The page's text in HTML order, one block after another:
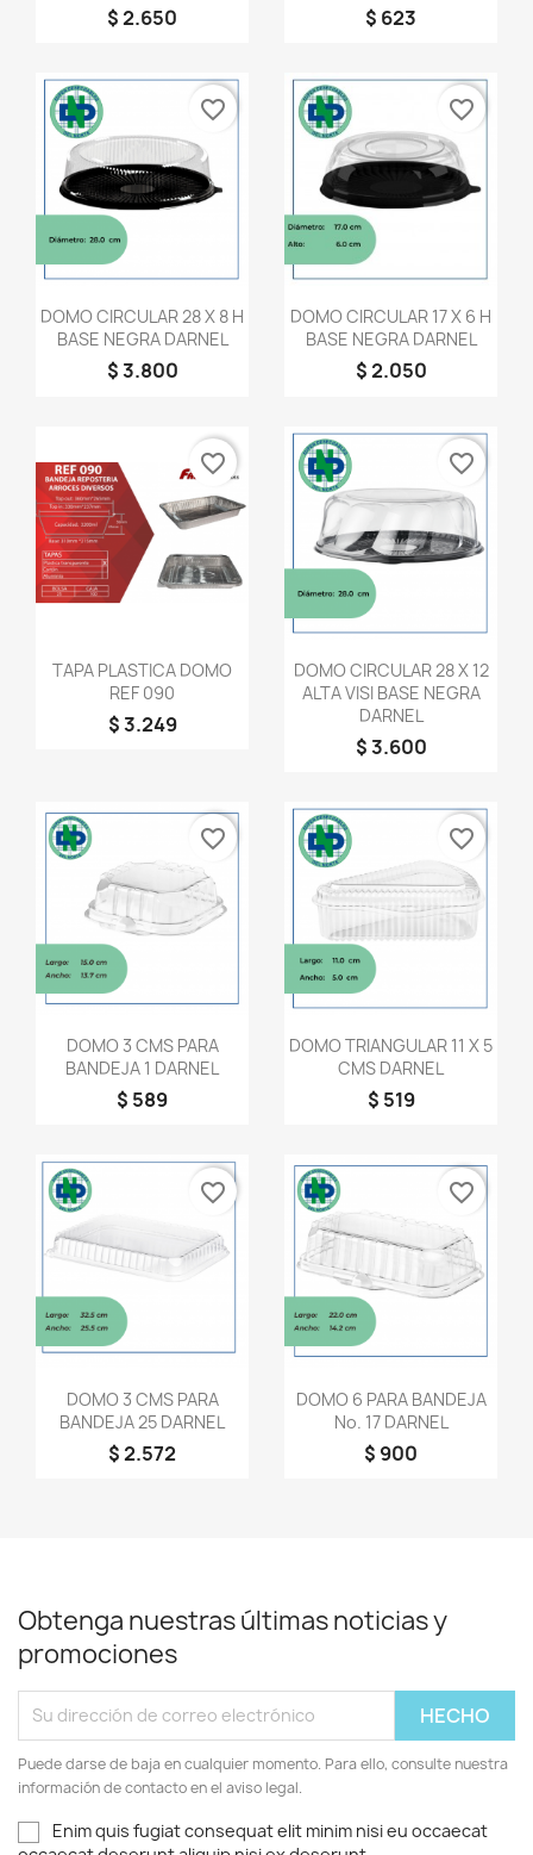
$ 2.650 $ 623
Vista rápida
DOMO CIRCULAR 28 X 8 H
BASE NEGRA DARNEL
$ 3.800
favorite_border
Vista rápida
DOMO CIRCULAR 17 X 6 H
BASE NEGRA DARNEL
$ 2.050
favorite_border
Vista rápida
TAPA PLASTICA DOMO
REF 090
$ 3.249
favorite_border
Vista rápida
DOMO CIRCULAR 28 X 12
ALTA VISI BASE NEGRA
DARNEL
$ 3.600
favorite_border
Vista rápida
DOMO 3 CMS PARA
BANDEJA 1 DARNEL
$ 589
favorite_border
Vista rápida
DOMO TRIANGULAR 11 X 5
CMS DARNEL
$ 519
favorite_border
Vista rápida
DOMO 3 CMS PARA
BANDEJA 25 DARNEL
$ 2.572
favorite_border
Vista rápida
DOMO 6 PARA BANDEJA
No. 17 DARNEL
$ 900
favorite_border
Obtenga nuestras últimas noticias y
promociones
Puede darse de baja en cualquier momento. Para ello, consulte nuestra
información de contacto en el aviso legal.
Enim quis fugiat consequat elit minim nisi eu occaecat